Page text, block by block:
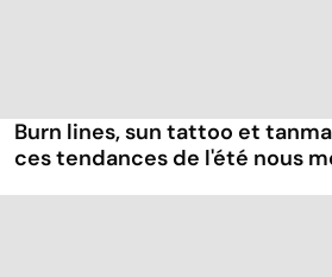
Burn lines, sun tattoo et
ces tendances de l'été nous